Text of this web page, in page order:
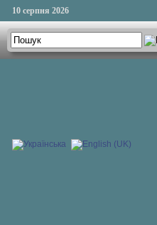
10 серпня 2026